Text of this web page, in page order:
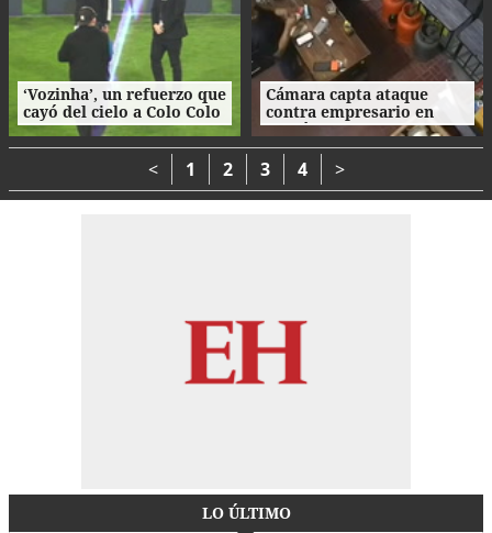
‘Vozinha’, un refuerzo que
cayó del cielo a Colo Colo
como su camiseta en la
bienvenida
Cámara capta ataque
contra empresario en
Danlí
< 1 2 3 4 >
LO ÚLTIMO